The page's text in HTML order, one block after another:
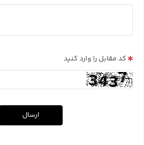
کد مقابل را وارد کنید
ارسال